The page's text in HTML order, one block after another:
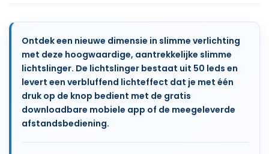
Ontdek een nieuwe dimensie in slimme verlichting
met deze hoogwaardige, aantrekkelijke slimme
lichtslinger. De lichtslinger bestaat uit 50 leds en
levert een verbluffend lichteffect dat je met één
druk op de knop bedient met de gratis
downloadbare mobiele app of de meegeleverde
afstandsbediening.